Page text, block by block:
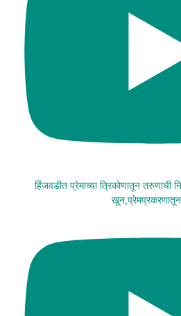
हिंजवडीत प्रेमाच्या त्रिकोणातून तरुणाची
खून,प्रेमप्रकरणातून